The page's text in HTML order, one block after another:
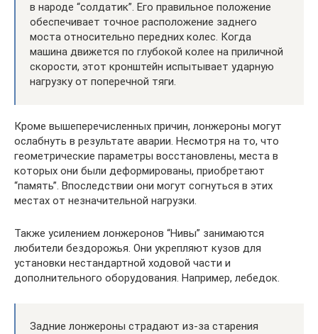
в народе “солдатик”. Его правильное положение
обеспечивает точное расположение заднего
моста относительно передних колес. Когда
машина движется по глубокой колее на приличной
скорости, этот кронштейн испытывает ударную
нагрузку от поперечной тяги.
Кроме вышеперечисленных причин, лонжероны могут
ослабнуть в результате аварии. Несмотря на то, что
геометрические параметры восстановлены, места в
которых они были деформированы, приобретают
“память”. Впоследствии они могут согнуться в этих
местах от незначительной нагрузки.
Также усилением лонжеронов “Нивы” занимаются
любители бездорожья. Они укрепляют кузов для
установки нестандартной ходовой части и
дополнительного оборудования. Например, лебедок.
Задние лонжероны страдают из-за старения